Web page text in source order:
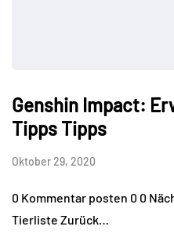
Genshin Impact:
Tipps Tipps
Oktober 29, 2020
0 Kommentar posten 0 0
Tierliste Zurück…